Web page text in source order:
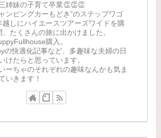
姉妹の子育て卒業👏👏👏
ンピングカーもどき”のステップワゴ
越しにハイエースツアーズワイドを購
、たくさんの旅に出かけました。
購入。
の快適化記事など、多趣味な夫婦の日
けたらと思っています。
ーちゃのそれぞれの趣味なんかも気ま
いきます！